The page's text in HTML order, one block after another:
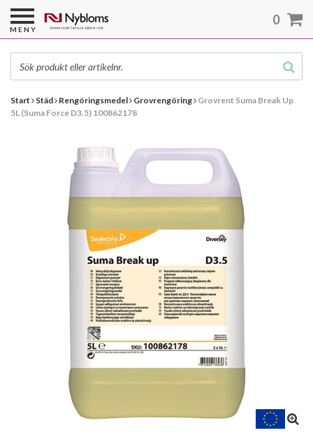
Start Städ Rengöringsmedel Grovrengöring Grovrent Suma Break Up
5L (Suma Force D3.5) 100862178
MENY
0